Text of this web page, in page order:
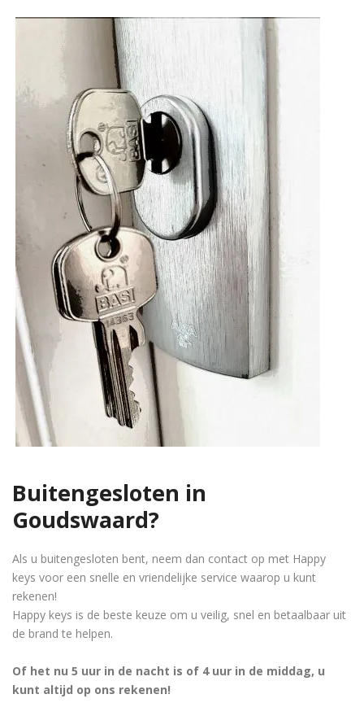
Buitengesloten in
Goudswaard?
Als u buitengesloten bent, neem dan contact op met Happy
keys voor een snelle en vriendelijke service waarop u kunt
rekenen!
Happy keys is de beste keuze om u veilig, snel en betaalbaar uit
de brand te helpen.
Of het nu 5 uur in de nacht is of 4 uur in de middag, u
kunt altijd op ons rekenen!